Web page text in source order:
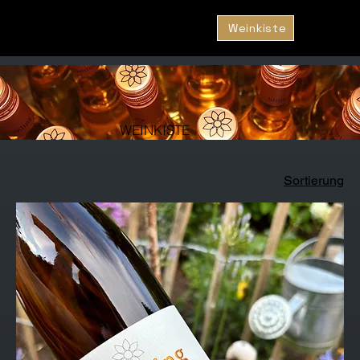
Weinkiste
Sortierung
WEINKISTE